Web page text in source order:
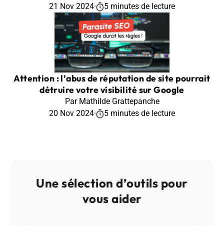
21 Nov 2024· 5 minutes de lecture
Attention : l’abus de réputation de site pourrait
détruire votre visibilité sur Google
Par Mathilde Grattepanche
20 Nov 2024· 5 minutes de lecture
Une sélection d’outils pour
vous aider